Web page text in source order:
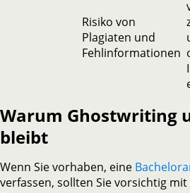
Risiko von
Plagiaten und
Fehlinformationen
Warum Ghostwriting
bleibt
Wenn Sie vorhaben, eine
verfassen, sollten Sie vorsichtig